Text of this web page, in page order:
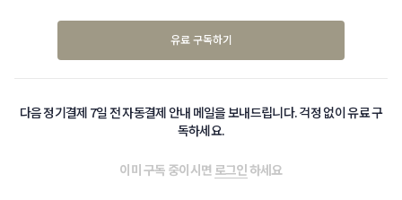
유료 구독하기
다음 정기결제 7일 전 자동결제 안내 메일을 보내드립니다. 걱정 없이 유료 구
독하세요.
이미 구독 중이시면 로그인하세요